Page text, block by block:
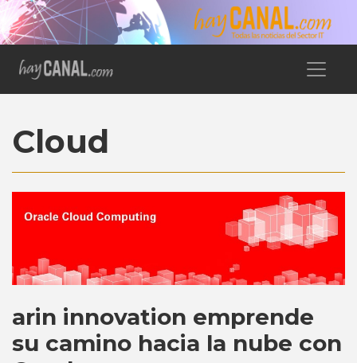
Cloud
arin innovation emprende
su camino hacia la nube con